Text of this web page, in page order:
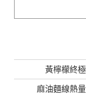
黃檸檬終
麻油麵線熱